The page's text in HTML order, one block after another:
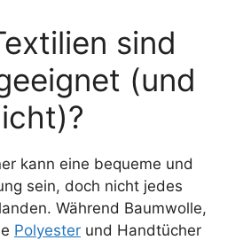
sind
(und
kann eine bequeme und
sein, doch nicht jedes
Während Baumwolle,
Polyester und Handtücher